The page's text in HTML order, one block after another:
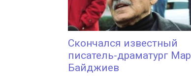
Скончался известный
писатель-драматург Мар
Байджиев